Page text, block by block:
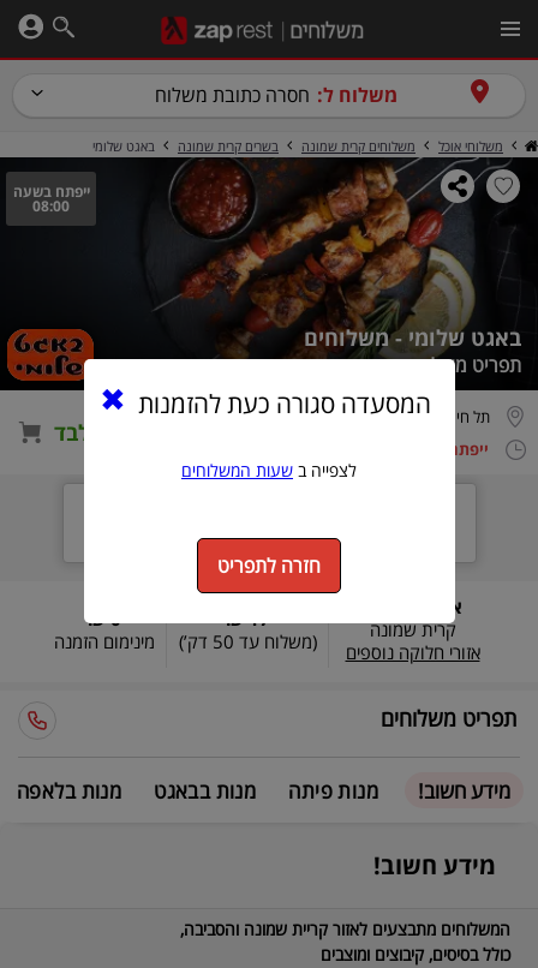
משלוח ל: חסרה כתובת משלוח
משלוחי אוכל משלוחים קרית שמונה בשרים קרית שמונה באגט שלומי
באגט שלומי - משלוחים
תפריט משלוחים - כשר
ייפתח בשעה
08:00
תל חי 108, קריית שמונה
ייפתח בשעה 08:00
הזמנה טלפונית בלבד
אזורי חלוקה:
קרית שמונה
אזורי חלוקה נוספים
17 ₪
(משלוח עד 50 דק’ ) מינימום הזמנה
0 ₪
תפריט משלוחים
מידע חשוב! מנות פיתה מנות בבאגט מנות בלאפה
מידע חשוב!
המשלוחים מתבצעים לאזור קריית שמונה והסביבה,
כולל בסיסים, קיבוצים ומוצבים
המסעדה סגורה כעת להזמנות
לצפייה ב שעות המשלוחים
חזרה לתפריט